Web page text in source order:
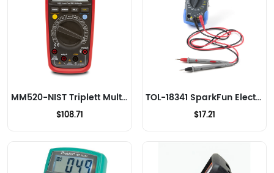
MM520-NIST Triplett Multimeter
$108.71
TOL-18341 SparkFun Electronics Multimeter
$17.21